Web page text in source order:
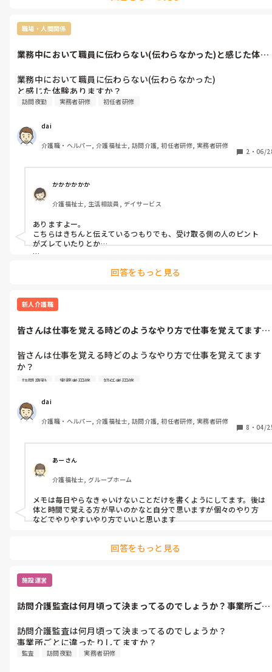
って感じですね。
何よりも自分の体調、精神面にも悪影響があります。
今は様々なサービスがありますので、そちらで退職、転職を検討さ
職場・人間関係
業務中において職員に伝わらない(伝わらなかった)と感じた体験
業務中において職員に伝わらない(伝わらなかった)
と感じた体験ありますか？
訪問夜勤 実務者研修 初任者研修
dai
介護職・ヘルパー, 介護福祉士, 訪問介護, 初任者研修, 実務者研修
2 ・ 06/
かかかかかか
介護福祉士, 生活相談員, デイサービス
ありますよー。
こちらはきちんと伝えているつもりでも、受け取る側の人のピント
がズレていたりとか…
回答をもっと見る
新人介護職
皆さんは仕事を覚える時どのようなやり方で仕事を覚えてます
皆さんは仕事を覚える時どのようなやり方で仕事を覚えてます
か？
例えばメモをしてノートに貼り付けて自分用のマニュアルを作る
訪問夜勤 実務者研修 初任者研修
dai
介護職・ヘルパー, 介護福祉士, 訪問介護, 初任者研修, 実務者研修
8 ・ 04/
あーさん
介護福祉士, グループホーム
メモは毎日やらなきゃいけないことだけを書くようにしてます。後は
体と時間で覚える方が早いのかなと自分で思いますが個々のやり方
などでやりやすいやり方でいいと思います
回答をもっと見る
施設運営
訪問介護監査は何月頃って決まってるのでしょうか？事業所ごと
訪問介護監査は何月頃って決まってるのでしょうか？
事業所ごとに違ったりしてますか？
監査 訪問夜勤 実務者研修